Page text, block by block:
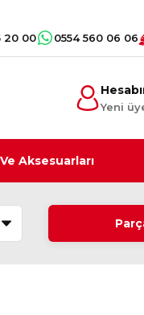
20 00 0554 560 06 06
Yeni
Aksesuarları